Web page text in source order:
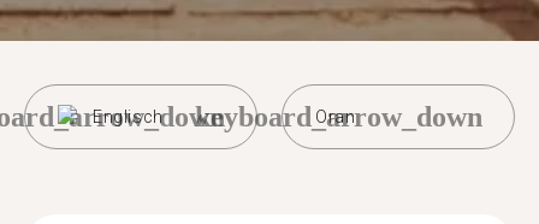
Englisch Oran
keyboard_arrow_down